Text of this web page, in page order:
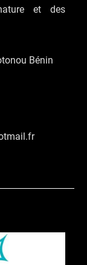
et des
Bénin